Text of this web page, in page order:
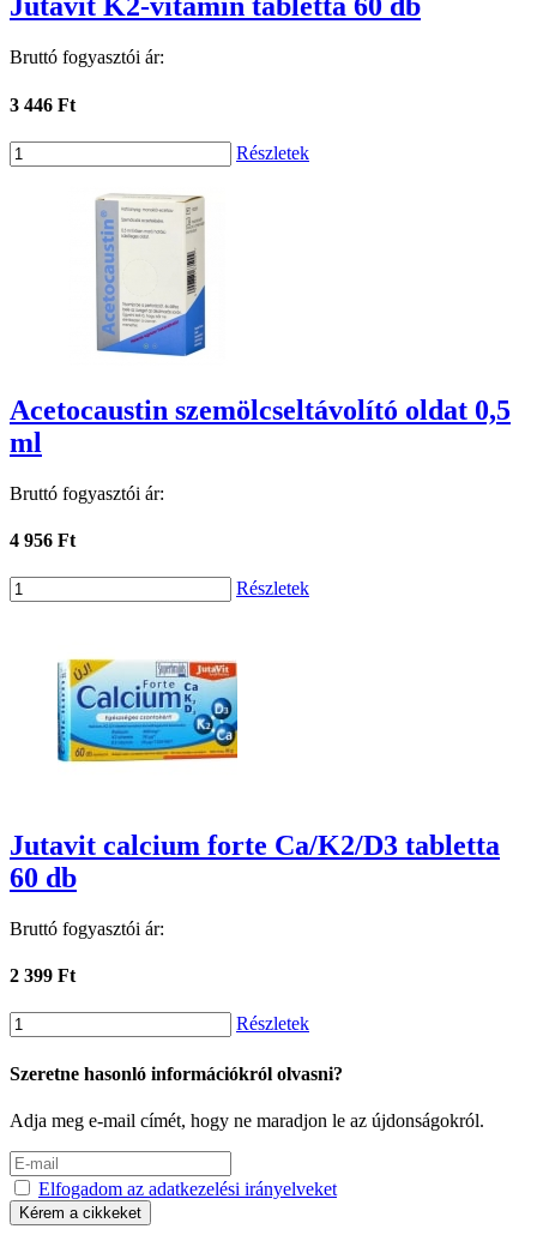
Jutavit K2-vitamin tabletta 60 db
Bruttó fogyasztói ár:
3 446 Ft
Részletek
Acetocaustin szemölcseltávolító oldat 0,5
ml
Bruttó fogyasztói ár:
4 956 Ft
Részletek
Jutavit calcium forte Ca/K2/D3 tabletta
60 db
Bruttó fogyasztói ár:
2 399 Ft
Részletek
Szeretne hasonló információkról olvasni?
Adja meg e-mail címét, hogy ne maradjon le az újdonságokról.
Elfogadom az adatkezelési irányelveket
Kérem a cikkeket